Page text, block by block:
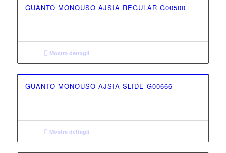
GUANTO MONOUSO AJSIA REGULAR G00500
Mostra dettagli
GUANTO MONOUSO AJSIA SLIDE G00666
Mostra dettagli